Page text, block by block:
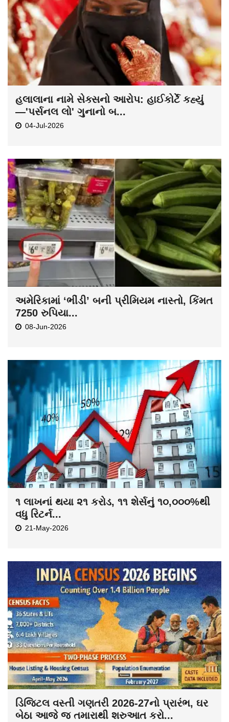
હલાલાના નામે સેક્સનો આરોપ: હાઈકોર્ટે કહ્યું
—'પર્સનલ લો' ગુનાનો બ...
04-Jul-2026
અમેરિકામાં ‘ભીંડી’ બની પ્રીમિયમ નાસ્તો, કિંમત
7250 રુપિયા...
08-Jun-2026
૧ લાખનાં થયા ૨૧ કરોડ, ૧૧ શેર્સનું ૧૦,૦૦૦%થી
વધુ રિટર્ન...
21-May-2026
ડિજિટલ વસ્તી ગણતરી 2026-27નો પ્રારંભ, ઘર
બેઠા આજે જ તમારાથી શરુઆત કરો...